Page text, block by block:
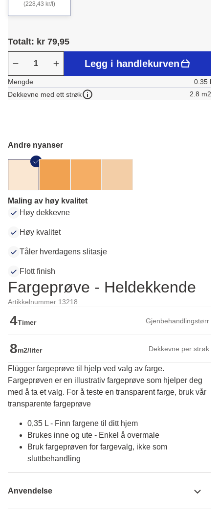
(228,43 kr/l)
Totalt: kr 79,95
Legg i handlekurven
Mengde
0.35 l
Dekkevne med ett strøk
2.8 m2
Andre nyanser
Maling av høy kvalitet
Høy dekkevne
Høy kvalitet
Tåler hverdagens slitasje
Flott finish
Fargeprøve - Heldekkende
Artikkelnummer 13218
4Timer Gjenbehandlingstørr
8m2/liter Dekkevne per strøk
Flügger fargeprøve til hjelp ved valg av farge.
Fargeprøven er en illustrativ fargeprøve som hjelper deg
med å ta et valg. For å teste en transparent farge, bruk vår
transparente fargeprøve
0,35 L - Finn fargene til ditt hjem
Brukes inne og ute - Enkel å overmale
Bruk fargeprøven for fargevalg, ikke som
sluttbehandling
Anvendelse